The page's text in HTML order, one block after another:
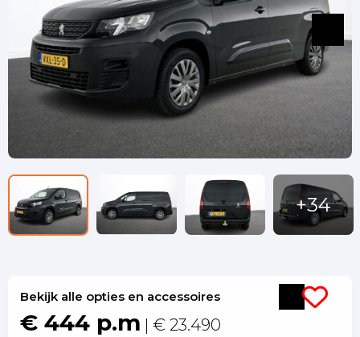
Bekijk alle opties en accessoires
€ 444 p.m | € 23.490